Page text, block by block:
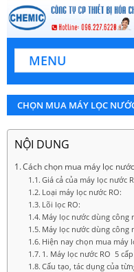
MENU
CHỌN MUA MÁY LỌC
NỘI DUNG
Cách chọn mua máy lọc
Giá cả của máy lọc nước
Loại máy lọc nước RO:
Lõi lọc RO:
Máy lọc nước dùng công
Máy lọc nước dùng công
Hiện nay chọn mua máy
1. Máy lọc nước RO 5
Cấu tạo, tác dụng của